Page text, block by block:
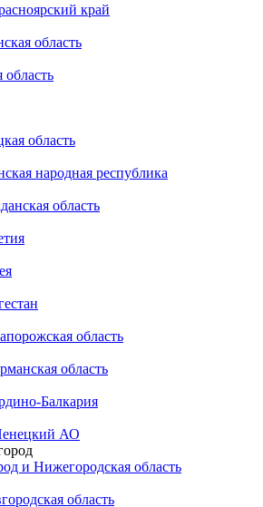
край
область
область
область
народная республика
область
область
область
Балкария
АО
и Нижегородская область
область